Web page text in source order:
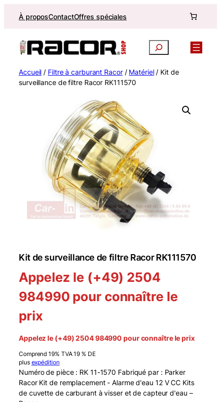
À proposContactOffres spéciales
Recherche
Accueil / Filtre à carburant Racor/ Matériel/ Kit de
surveillance de filtre Racor RK111570
Kit de surveillance de filtre Racor RK111570
Appelez le (+49) 2504
984990 pour connaître le
prix
Appelez le (+49) 2504 984990 pour connaître le prix
Comprend 19% TVA 19 % DE
plus expédition
Numéro de pièce : RK 11-1570 Fabriqué par : Parker
Racor Kit de remplacement - Alarme d'eau 12 V CC Kits
de cuvette de carburant à visser et de capteur d'eau –